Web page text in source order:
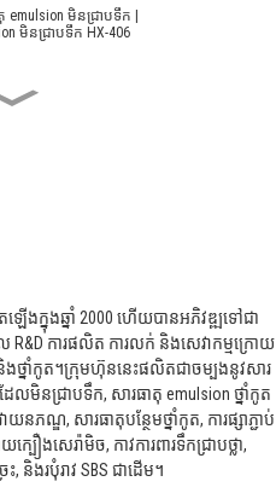
emulsion មិនជ្រាបទឹក |
មិនជ្រាបទឹក HX-406
និង Styrene Waterproof
Emulsion HX-303 សម្រាប់
ជញ្ជាំងផ្នែកខាងក្រៅ និងខាងក្នុង
ណ្តាល និងកំពូល
Emulsion -
កម្ម Emulsion HX-302G
តឡើងក្នុងឆ្នាំ 2000 ហើយបានអភិវឌ្ឍទៅជា
ការផលិត ការលក់ និងសេវាកម្មក្រោយ
ថ្នាំកូត។ក្រុមហ៊ុននេះផលិតជាចម្បងនូវសារ
ែលមិនជ្រាបទឹក, សារធាតុ emulsion ថ្នាំកូត
យនភណ្ឌ, សារធាតុបន្ថែមថ្នាំកូត, ការផ្សាភ្ជាប់
ឿងសេរ៉ាមិច, កាវការពារទឹកជ្រាបថ្លា,
, និងរបុំរាវ SBS ជាដើម។